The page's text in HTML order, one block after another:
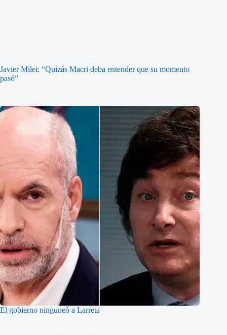
Javier Milei: “Quizás Macri deba entender que su momento
pasó”
El gobierno ninguneó a Larreta